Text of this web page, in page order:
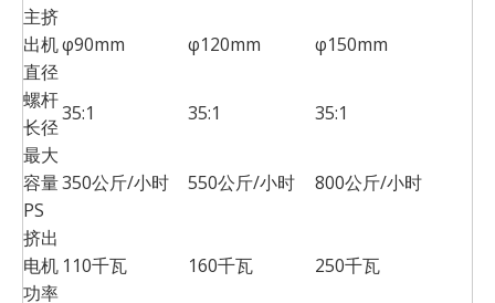
主挤
出机
直径
φ90mm φ120mm φ150mm
螺杆
长径
35:1 35:1
35:1
最大
容量
PS
350公斤/小时 550公斤/小时 800公斤/小时
挤出
电机
功率
110千瓦 160千瓦 250千瓦